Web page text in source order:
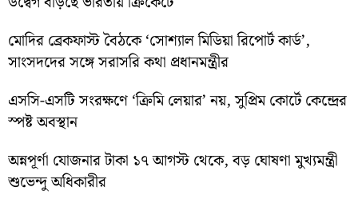
মোদির ব্রেকফাস্ট বৈঠকে ‘সোশ্যাল মিডিয়া রিপোর্ট কার্ড’,
সাংসদদের সঙ্গে সরাসরি কথা প্রধানমন্ত্রীর
এসসি-এসটি সংরক্ষণে ‘ক্রিমি লেয়ার’ নয়, সুপ্রিম কোর্টে কেন্দ্রের
স্পষ্ট অবস্থান
অন্নপূর্ণা যোজনার টাকা ১৭ আগস্ট থেকে, বড় ঘোষণা মুখ্যমন্ত্রী
শুভেন্দু অধিকারীর